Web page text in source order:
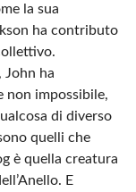
la sua
ha contributo
John ha
non impossibile,
di diverso
quelli che
è quella creatura
E